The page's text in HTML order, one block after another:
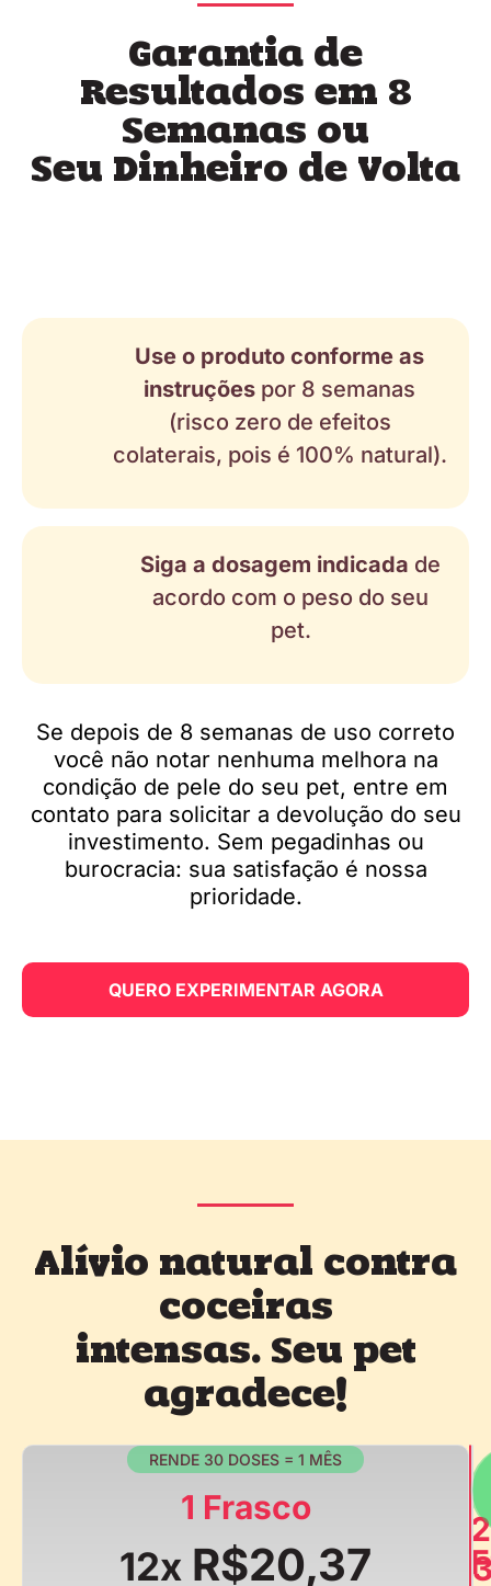
Garantia de
Resultados em 8
Semanas ou
Seu Dinheiro de Volta
Use o produto conforme as
instruções por 8 semanas
(risco zero de efeitos
colaterais, pois é 100% natural).
Siga a dosagem indicada de
acordo com o peso do seu
pet.
Se depois de 8 semanas de uso correto
você não notar nenhuma melhora na
condição de pele do seu pet, entre em
contato para solicitar a devolução do seu
investimento. Sem pegadinhas ou
burocracia: sua satisfação é nossa
prioridade.
QUERO EXPERIMENTAR AGORA
Alívio natural contra
coceiras
intensas. Seu pet
agradece!
RENDE 30 DOSES = 1 MÊS
1 Frasco
12x R$20,37
2